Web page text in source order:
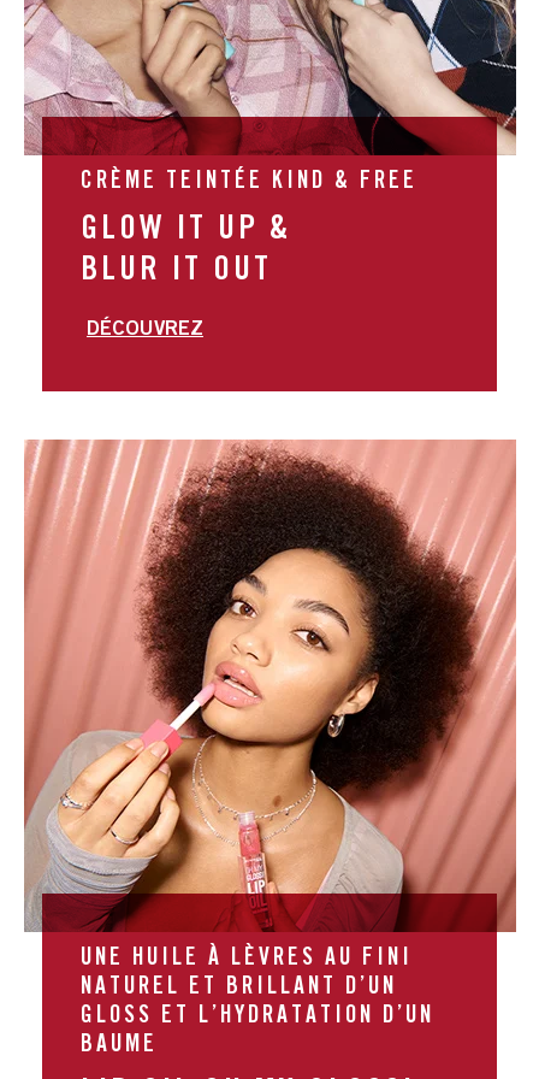
CRÈME TEINTÉE KIND & FREE
GLOW IT UP &
BLUR IT OUT
DÉCOUVREZ
UNE HUILE À LÈVRES AU FINI
NATUREL ET BRILLANT D’UN
GLOSS ET L’HYDRATATION D’UN
BAUME